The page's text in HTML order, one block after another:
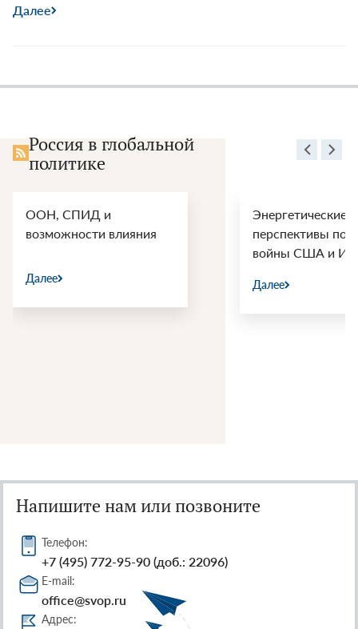
условиях острого международного кризиса: ресурсы
Далее
Россия в глобальной
политике
ООН, СПИД и
возможности влияния
Далее
Энергетические
перспективы
войны США и
Далее
Напишите нам или позвоните
Телефон:
+7 (495) 772-95-90 (доб.: 22096)
E-mail:
office@svop.ru
Адрес: